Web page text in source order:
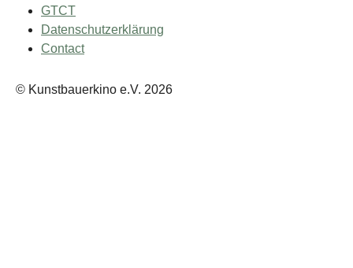
GTCT
Datenschutzerklärung
Contact
© Kunstbauerkino e.V. 2026